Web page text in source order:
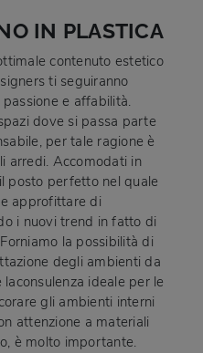
IN PLASTICA
contenuto estetico
ti seguiranno
e affabilità.
dove si passa parte
per tale ragione è
arredi. Accomodati in
posto perfetto nel quale
approfittare di
i nuovi trend in fatto di
la possibilità di
degli ambienti da
ideale per le
gli ambienti interni
attenzione a materiali
è molto importante.